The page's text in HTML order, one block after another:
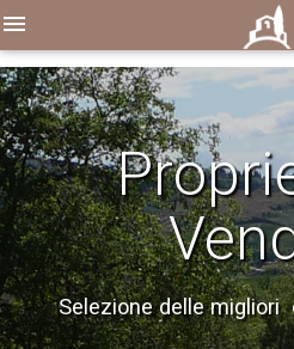
menu
Selezione delle